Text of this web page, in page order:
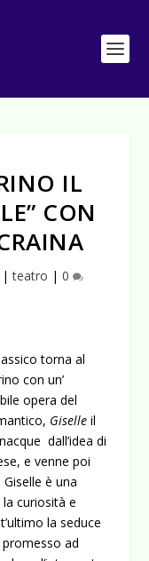
IL
CON
|teatro | 0
torna al
con un’
opera del
Giselleil
dall’idea di
e venne poi
Giselle è una
curiosità e
la seduce
ad